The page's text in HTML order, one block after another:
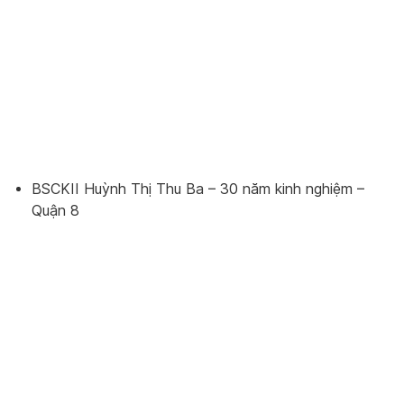
BSCKII Huỳnh Thị Thu Ba – 30 năm kinh nghiệm –
Quận 8